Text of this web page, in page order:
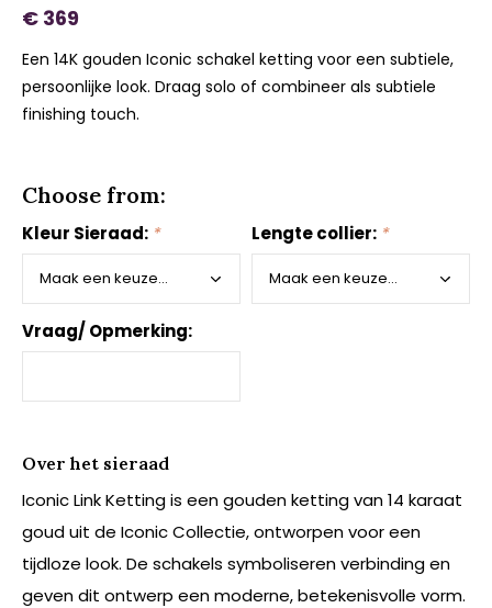
€ 369
Een 14K gouden Iconic schakel ketting voor een subtiele,
persoonlijke look. Draag solo of combineer als subtiele
finishing touch.
Choose from:
Kleur Sieraad: * Lengte collier: *
Vraag/ Opmerking:
Over het sieraad
Iconic Link Ketting is een gouden ketting van 14 karaat
goud uit de Iconic Collectie, ontworpen voor een
tijdloze look. De schakels symboliseren verbinding en
geven dit ontwerp een moderne, betekenisvolle vorm.